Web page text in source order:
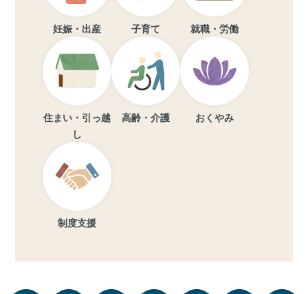
妊娠・出産 子育て 就職・労働
住まい・引っ越
し
高齢・介護 おくやみ
制度支援